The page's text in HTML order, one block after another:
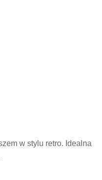
w stylu retro. Idealna